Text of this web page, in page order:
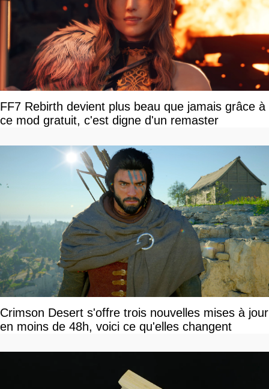
FF7 Rebirth devient plus beau que jamais grâce à
ce mod gratuit, c'est digne d'un remaster
Crimson Desert s'offre trois nouvelles mises à jour
en moins de 48h, voici ce qu'elles changent